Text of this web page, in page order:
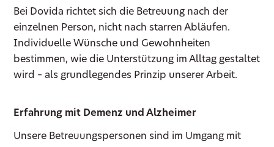
Bei Dovida richtet sich die Betreuung nach der
einzelnen Person, nicht nach starren Abläufen.
Individuelle Wünsche und Gewohnheiten
bestimmen, wie die Unterstützung im Alltag gestaltet
wird – als grundlegendes Prinzip unserer Arbeit.
Erfahrung mit Demenz und Alzheimer
Unsere Betreuungspersonen sind im Umgang mit